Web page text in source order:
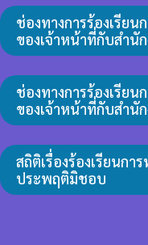
ช่องทางการร้องเรียน
ของเจ้าหน้าที่กับสำนั
ช่องทางการร้องเรียน
ของเจ้าหน้าที่กับสำนั
สถิติเรื่องร้องเรียนกา
ประพฤติมิชอบ